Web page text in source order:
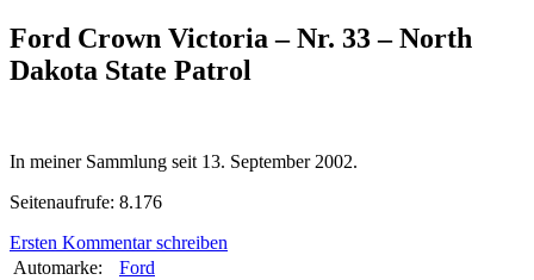
Ford Crown Victoria – Nr. 33 – North
Dakota State Patrol
In meiner Sammlung seit 13. September 2002.
Seitenaufrufe: 8.176
Ersten Kommentar schreiben
Automarke:
Ford